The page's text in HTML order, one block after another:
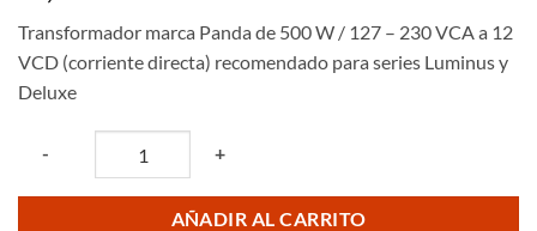
Transformador marca Panda de 500 W / 127 – 230 VCA a 12
VCD (corriente directa) recomendado para series Luminus y
Deluxe
- +
AÑADIR AL CARRITO